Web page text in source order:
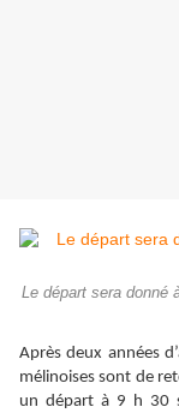
Le départ sera donné
Après deux années
mélinoises sont de
un départ à 9 h 30